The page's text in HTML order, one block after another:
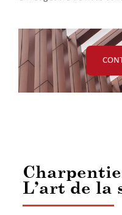
L’art de la